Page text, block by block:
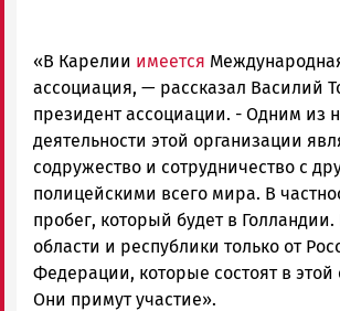
«В Карелии имеется
ассоциация, — рассказал Василий
президент ассоциации. - Одним из
деятельности этой организации
содружество и сотрудничество с
полицейскими всего мира. В
пробег, который будет в Голландии.
области и республики только от
Федерации, которые состоят в этой
Они примут участие».